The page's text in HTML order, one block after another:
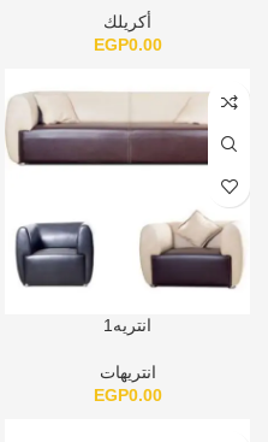
أكريلك
EGP0.00
انتريه1
انتريهات
EGP0.00